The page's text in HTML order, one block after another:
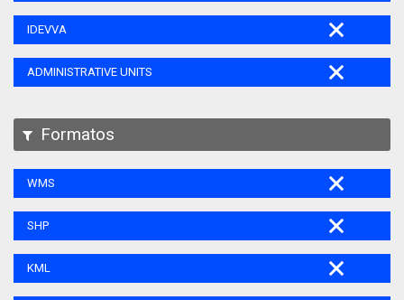
IDEVVA
ADMINISTRATIVE UNITS
Formatos
WMS
SHP
KML